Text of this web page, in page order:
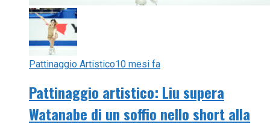
Pattinaggio Artistico10 mesi fa
Pattinaggio artistico: Liu supera
Watanabe di un soffio nello short alla